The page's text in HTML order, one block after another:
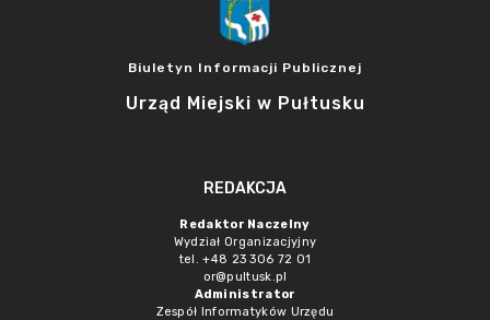
Biuletyn Informacji Publicznej
Urząd Miejski w Pułtusku
REDAKCJA
Redaktor Naczelny
Wydział Organizacjyjny
tel. +48 23 306 72 01
or@pultusk.pl
Administrator
Zespół Informatyków Urzędu